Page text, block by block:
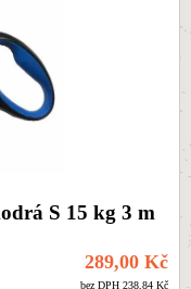
S 15 kg 3 m
289,00 Kč
bez DPH 238,84 Kč